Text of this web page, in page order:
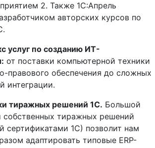
2. Также 1С:Апрель
авторских курсов по
услуг по созданию ИТ-
от поставки компьютерной техники
правового обеспечения до сложных
интеграции.
тиражных решений 1С. Большой
собственных тиражных решений
сертификатами 1С) позволит нам
адаптировать типовые ERP-